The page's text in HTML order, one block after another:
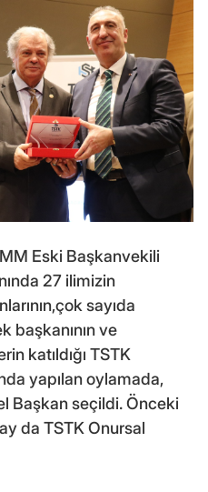
Eski Başkanvekili
27 ilimizin
sayıda
başkanının ve
katıldığı TSTK
yapılan oylamada,
Başkan seçildi. Önceki
da TSTK Onursal